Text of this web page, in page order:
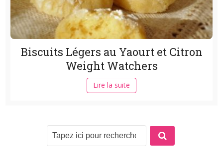
Biscuits Légers au Yaourt et Citron
Weight Watchers
Lire la suite